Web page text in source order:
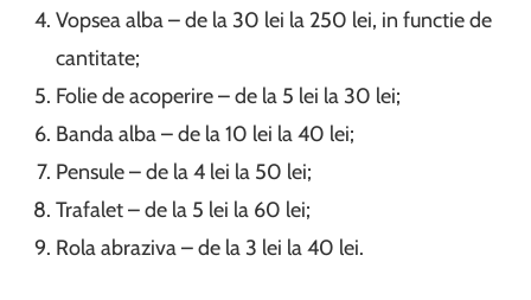
Vopsea alba – de la 30 lei la 250 lei, in functie de
cantitate;
Folie de acoperire – de la 5 lei la 30 lei;
Banda alba – de la 10 lei la 40 lei;
Pensule – de la 4 lei la 50 lei;
Trafalet – de la 5 lei la 60 lei;
Rola abraziva – de la 3 lei la 40 lei.